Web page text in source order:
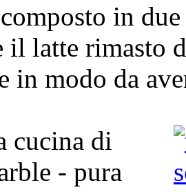
in
il latte rimasto
in modo da